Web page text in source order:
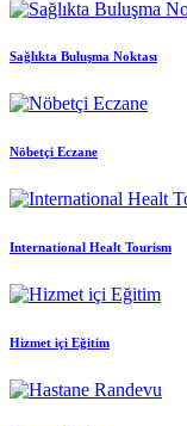
Sağlıkta Buluşma Noktası
Nöbetçi Eczane
International Healt Tourism
Hizmet içi Eğitim